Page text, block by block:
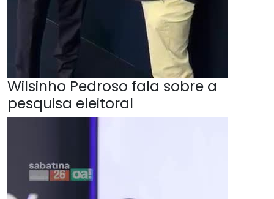
Wilsinho Pedroso fala sobre a
pesquisa eleitoral